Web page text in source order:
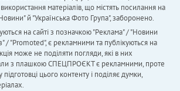
матеріалів, що містять посилання на
й "Українська Фото Група", заборонено.
на сайті з позначкою "Реклама" / "Новини
/ "Promoted", є рекламними та публікуються на
може не поділяти погляди, які в них
з плашкою СПЕЦПРОЄКТ є рекламними, проте
підготовці цього контенту і поділяє думки,